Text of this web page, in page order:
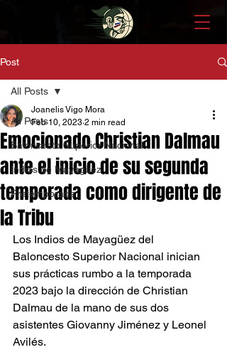
Post
All Posts
Baloncesto Superior Nacional
Indios de Mayagüez
Pretemporada
All Posts
Emocionado Christian Dalmau
ante el inicio de su segunda
temporada como dirigente de
la Tribu
Joanelis Vigo Mora
Feb 10, 2023 2 min read
Los Indios de Mayagüez del
Baloncesto Superior Nacional inician
sus prácticas rumbo a la temporada
2023 bajo la dirección de Christian
Dalmau de la mano de sus dos
asistentes Giovanny Jiménez y Leonel
Avilés.